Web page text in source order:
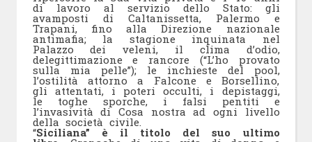
di lavoro al servizio dello Stato: gli
avamposti di Caltanissetta, Palermo e
Trapani, fino alla Direzione nazionale
antimafia; la stagione inquinata nel
Palazzo dei veleni, il clima d’odio,
delegittimazione e rancore (“L’ho provato
sulla mia pelle”); le inchieste del pool,
l’ostilità attorno a Falcone e Borsellino,
gli attentati, i poteri occulti, i depistaggi,
le toghe sporche, i falsi pentiti e
l’invasività di Cosa nostra ad ogni livello
della società civile.
“Siciliana” è il titolo del suo ultimo